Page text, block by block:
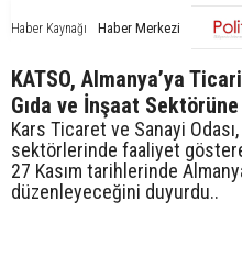
Haber Kaynağı Haber Merkezi
KATSO, Almanya’ya
Gıda ve İnşaat Sektörüne
Kars Ticaret ve Sanayi
sektörlerinde faaliyet
27 Kasım tarihlerinde
düzenleyeceğini duyurdu..